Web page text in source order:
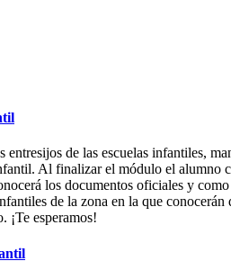
entresijos de las escuelas infantiles,
Al finalizar el módulo el alumno
los documentos oficiales y
de la zona en la que
¡Te esperamos!